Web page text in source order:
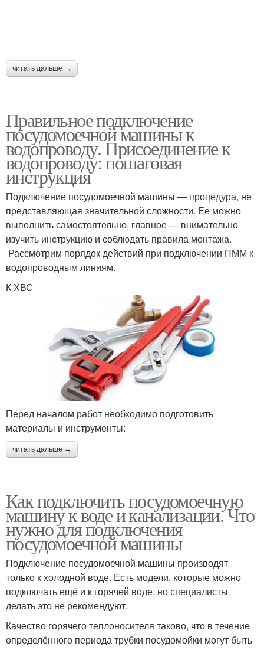
читать дальше →
Правильное подключение
посудомоечной машины к
водопроводу. Присоединение к
водопроводу: пошаговая
инструкция
Подключение посудомоечной машины — процедура, не
представляющая значительной сложности. Ее можно
выполнить самостоятельно, главное — внимательно
изучить инструкцию и соблюдать правила монтажа.
Рассмотрим порядок действий при подключении ПММ к
водопроводным линиям.
К ХВС
Перед началом работ необходимо подготовить
материалы и инструменты:
читать дальше →
Как подключить посудомоечную
машину к воде и канализации. Что
нужно для подключения
посудомоечной машины
Подключение посудомоечной машины производят
только к холодной воде. Есть модели, которые можно
подключать ещё и к горячей воде, но специалисты
делать это не рекомендуют.
Качество горячего теплоносителя таково, что в течение
определённого периода трубки посудомойки могут быть